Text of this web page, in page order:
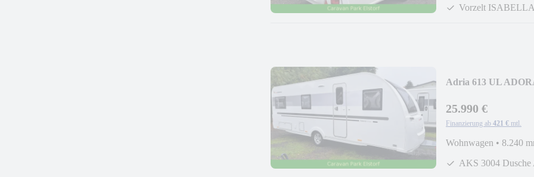
Vorzelt ISABELLA
Adria 613 UL
25.990 €
Finanzierung ab 421 € mtl.
Wohnwagen • 8.240
AKS 3004 Dusche